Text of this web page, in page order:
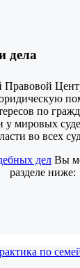
дела
Правовой
по
мировых
во всех
дел Вы
разделе ниже:
по